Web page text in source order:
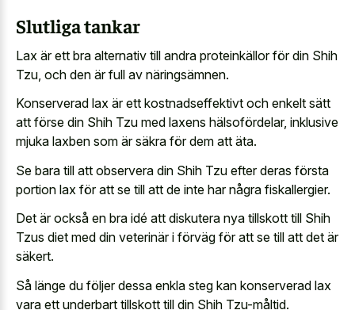
Slutliga tankar
Lax är ett bra alternativ till andra proteinkällor för din Shih
Tzu, och den är full av näringsämnen.
Konserverad lax är ett kostnadseffektivt och enkelt sätt
att förse din Shih Tzu med laxens hälsofördelar, inklusive
mjuka laxben som är säkra för dem att äta.
Se bara till att observera din Shih Tzu efter deras första
portion lax för att se till att de inte har några fiskallergier.
Det är också en bra idé att diskutera nya tillskott till Shih
Tzus diet med din veterinär i förväg för att se till att det är
säkert.
Så länge du följer dessa enkla steg kan konserverad lax
vara ett underbart tillskott till din Shih Tzu-måltid.